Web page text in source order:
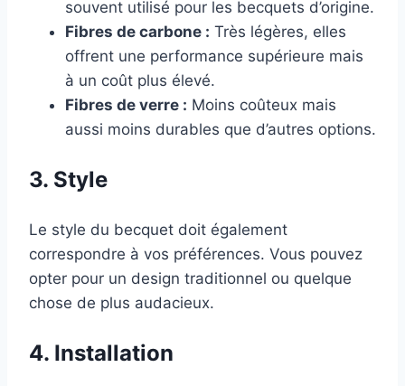
souvent utilisé pour les becquets d’origine.
Fibres de carbone : Très légères, elles
offrent une performance supérieure mais
à un coût plus élevé.
Fibres de verre : Moins coûteux mais
aussi moins durables que d’autres options.
3. Style
Le style du becquet doit également
correspondre à vos préférences. Vous pouvez
opter pour un design traditionnel ou quelque
chose de plus audacieux.
4. Installation